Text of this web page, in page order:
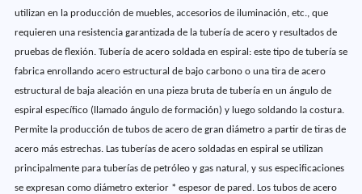
utilizan en la producción de muebles, accesorios de iluminación, etc., que
requieren una resistencia garantizada de la tubería de acero y resultados de
pruebas de flexión. Tubería de acero soldada en espiral: este tipo de tubería se
fabrica enrollando acero estructural de bajo carbono o una tira de acero
estructural de baja aleación en una pieza bruta de tubería en un ángulo de
espiral específico (llamado ángulo de formación) y luego soldando la costura.
Permite la producción de tubos de acero de gran diámetro a partir de tiras de
acero más estrechas. Las tuberías de acero soldadas en espiral se utilizan
principalmente para tuberías de petróleo y gas natural, y sus especificaciones
se expresan como diámetro exterior * espesor de pared. Los tubos de acero